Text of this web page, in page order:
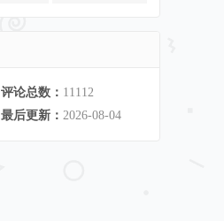
评论总数： 11112
最后更新： 2026-08-04